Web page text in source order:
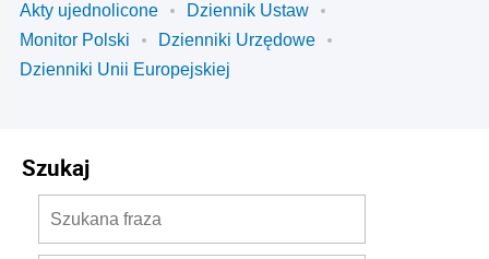
Akty ujednolicone
Dziennik Ustaw
Monitor Polski
Dzienniki Urzędowe
Dzienniki Unii Europejskiej
Szukaj